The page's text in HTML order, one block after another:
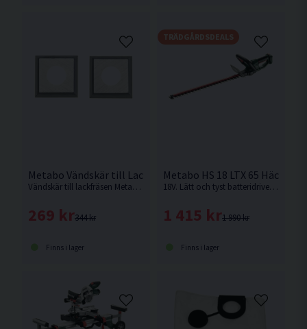
Metabo Vändskär till Lackfräs LF 850 S 4-pack
Vändskär till lackfräsen Metabo LF 850 S.
344 kr
269 kr
Finns i lager
Metabo HS 18 LTX 65 Häcksax
18V. Lätt och tyst batteridriven häcksax med 65 cm knivlängd och laserskurna, diamantslipade skär för rena och effektiva snitt. Ergonomisk design med låg vikt. Passar utmärkt för trimning av häckar och buskar, även i bullerkänsliga områden. Levereras utan batteri och laddare.
1 990 kr
1 415 kr
Finns i lager
TRÄDGÅRDSDEALS